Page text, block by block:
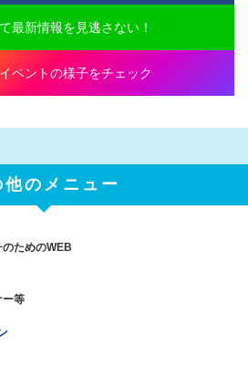
最新情報を見逃さない！
ベントの様子をチェック
他のメニュー
ためのWEB
ー等